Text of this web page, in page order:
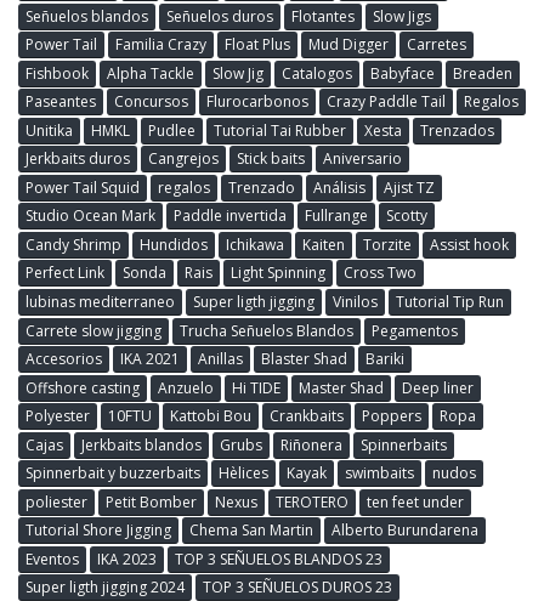
Señuelos blandos
Señuelos duros Flotantes
Slow Jigs
Power Tail
Familia Crazy Float Plus Mud Digger
Carretes
Fishbook
Alpha Tackle Slow Jig Catalogos Babyface
Breaden
Paseantes
Concursos Flurocarbonos Crazy Paddle Tail
Regalos
Unitika
HMKL Pudlee Tutorial Tai Rubber Xesta
Trenzados
Jerkbaits duros
Cangrejos Stick baits
Aniversario
Power Tail Squid
regalos Trenzado Análisis
Ajist TZ
Studio Ocean Mark
Paddle invertida Fullrange
Scotty
Candy Shrimp
Hundidos Ichikawa Kaiten Torzite
Assist hook
Perfect Link
Sonda Rais Light Spinning
Cross Two
lubinas mediterraneo
Super ligth jigging Vinilos
Tutorial Tip Run
Carrete slow jigging
Trucha Señuelos Blandos
Pegamentos
Accesorios
IKA 2021 Anillas Blaster Shad
Bariki
Offshore casting
Anzuelo Hi TIDE Master Shad
Deep liner
Polyester
10FTU Kattobi Bou Crankbaits Poppers
Ropa
Cajas
Jerkbaits blandos Grubs Riñonera
Spinnerbaits
Spinnerbait y buzzerbaits
Hèlices Kayak swimbaits
nudos
poliester
Petit Bomber Nexus TEROTERO
ten feet under
Tutorial Shore Jigging
Chema San Martin
Alberto Burundarena
Eventos
IKA 2023
TOP 3 SEÑUELOS BLANDOS 23
Super ligth jigging 2024
TOP 3 SEÑUELOS DUROS 23